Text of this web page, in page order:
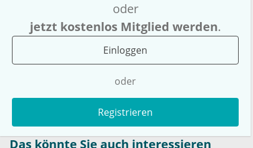
oder
jetzt kostenlos Mitglied werden.
Einloggen
oder
Registrieren
Das könnte Sie auch interessieren